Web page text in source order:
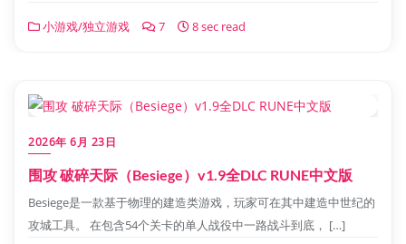
小游戏/独立游戏 7 8 sec read
2026年 6月 23日
围攻 破碎天际（Besiege）v1.9全DLC RUNE中文版
Besiege是一款基于物理的建造类游戏，玩家可在其中建造中世纪的
攻城工具。 在包含54个关卡的单人战役中一路战斗到底， […]